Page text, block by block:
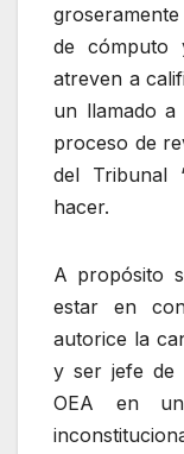
groseramente
de cómputo
atreven a
un llamado a
proceso de
del Tribunal
hacer.
A propósito
estar en
autorice la
y ser jefe de
OEA en